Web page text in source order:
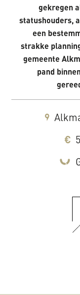
gekregen
statushouders,
een
strakke
gemeente
pand